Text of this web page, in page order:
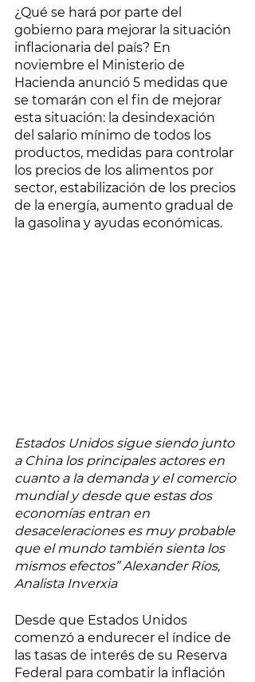
¿Qué se hará por parte del
gobierno para mejorar la situación
inflacionaria del país? En
noviembre el Ministerio de
Hacienda anunció 5 medidas que
se tomarán con el fin de mejorar
esta situación: la desindexación
del salario mínimo de todos los
productos, medidas para controlar
los precios de los alimentos por
sector, estabilización de los precios
de la energía, aumento gradual de
la gasolina y ayudas económicas.
Estados Unidos sigue siendo junto
a China los principales actores en
cuanto a la demanda y el comercio
mundial y desde que estas dos
economías entran en
desaceleraciones es muy probable
que el mundo también sienta los
mismos efectos” Alexander Ríos,
Analista Inverxia
Desde que Estados Unidos
comenzó a endurecer el índice de
las tasas de interés de su Reserva
Federal para combatir la inflación